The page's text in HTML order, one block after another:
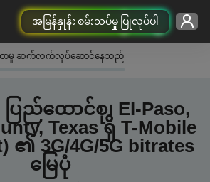
အမြန်နှုန်း စမ်းသပ်မှု ပြုလုပ်ပါ
ာမှု ဆက်လက်လုပ်ဆောင်နေသည်
ည်ထောင်စု၊ El-Paso,
Texas ရှိ T-Mobile
၏ 3G/4G/5G bitrates
မြေပုံ